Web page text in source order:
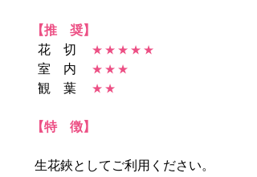
【推 奨】
花 切 ★ ★ ★ ★ ★
室 内 ★ ★ ★
観 葉 ★ ★
【特 徴】
生花鋏としてご利用ください。